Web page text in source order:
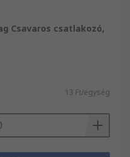
Csavaros csatlakozó,
13 Ft/egység